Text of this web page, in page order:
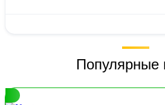
Популярные